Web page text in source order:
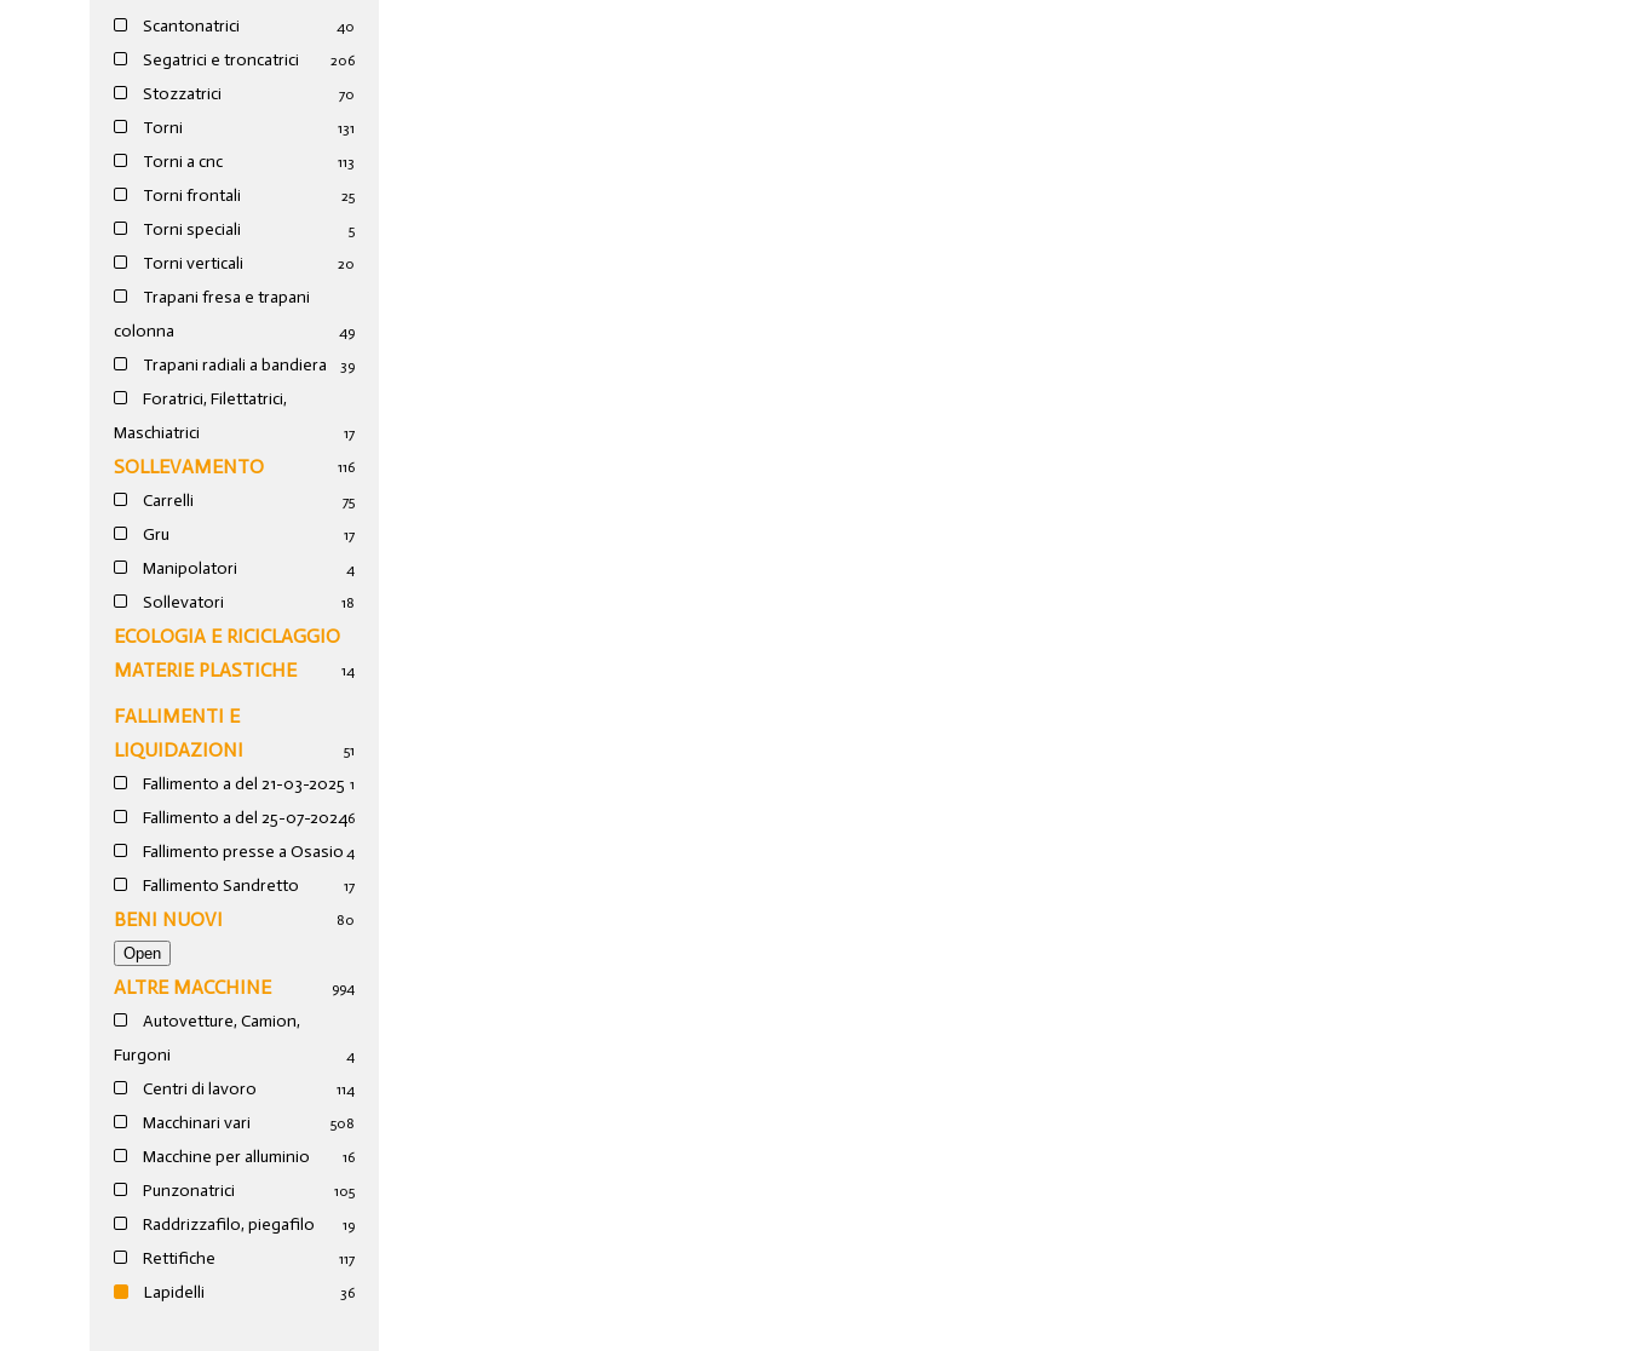
Scantonatrici 40
Segatrici e troncatrici 206
Stozzatrici 70
Torni 131
Torni a cnc 113
Torni frontali 25
Torni speciali 5
Torni verticali 20
Trapani fresa e trapani
colonna
49
Trapani radiali a bandiera 39
Foratrici, Filettatrici,
Maschiatrici
17
SOLLEVAMENTO 116
Carrelli 75
Gru 17
Manipolatori 4
Sollevatori 18
ECOLOGIA E RICICLAGGIO
MATERIE PLASTICHE
14
FALLIMENTI E
LIQUIDAZIONI
51
Fallimento a del 21-03-2025 1
Fallimento a del 25-07-20246
Fallimento presse a Osasio 4
Fallimento Sandretto 17
BENI NUOVI 80
ALTRE MACCHINE 994
Autovetture, Camion,
Furgoni
4
Centri di lavoro 114
Macchinari vari 508
Macchine per alluminio 16
Punzonatrici 105
Raddrizzafilo, piegafilo 19
Rettifiche 117
Lapidelli 36